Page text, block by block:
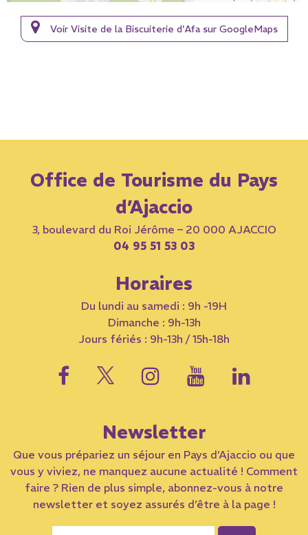
Voir Visite de la Biscuiterie d'Afa sur GoogleMaps
Office de Tourisme du Pays
d’Ajaccio
3, boulevard du Roi Jérôme – 20 000 AJACCIO
04 95 51 53 03
Horaires
Du lundi au samedi : 9h -19H
Dimanche : 9h-13h
Jours fériés : 9h-13h / 15h-18h
Newsletter
Que vous prépariez un séjour en Pays d’Ajaccio ou que
vous y viviez, ne manquez aucune actualité ! Comment
faire ? Rien de plus simple, abonnez-vous à notre
newsletter et soyez assurés d’être à la page !